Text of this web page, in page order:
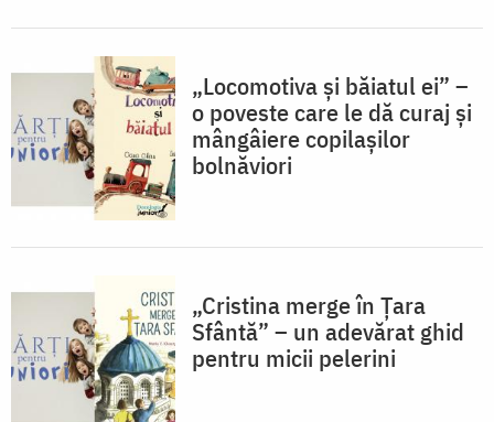
„Locomotiva și băiatul ei” –
o poveste care le dă curaj și
mângâiere copilașilor
bolnăviori
„Cristina merge în Țara
Sfântă” – un adevărat ghid
pentru micii pelerini